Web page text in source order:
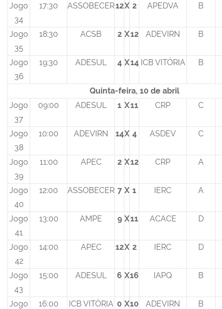
Jogo
34
17:30 ASSOBECER12X 2 APEDVA B
Jogo
35
18:30 ACSB 2 X12 ADEVIRN B
Jogo
36
19:30 ADESUL 4 X14 ICB VITÓRIA B
Quinta-feira, 10 de abril
Jogo
37
09:00 ADESUL 1 X11 CRP C
Jogo
38
10:00 ADEVIRN 14X 4 ASDEV C
Jogo
39
11:00 APEC 2 X12 CRP A
Jogo
40
12:00 ASSOBECER 7 X 1 IERC A
Jogo
41
13:00 AMPE 9 X11 ACACE D
Jogo
42
14:00 APEC 12X 2 IERC D
Jogo
43
15:00 ADESUL 6 X16 IAPQ B
Jogo
16:00 ICB VITÓRIA 0 X10 ADEVIRN B